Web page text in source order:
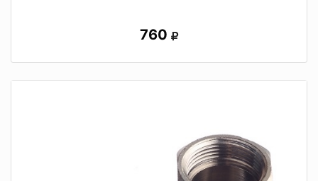
760